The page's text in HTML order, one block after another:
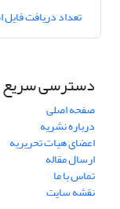
تعداد دریافت فایل
دسترسی سریع
صفحه اصلی
درباره نشریه
اعضای هیات تحریریه
ارسال مقاله
تماس با ما
نقشه سایت